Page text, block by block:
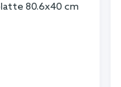
80.6x40 cm